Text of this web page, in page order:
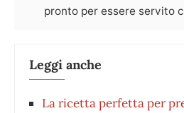
pronto per essere servito
Leggi anche
La ricetta perfetta per